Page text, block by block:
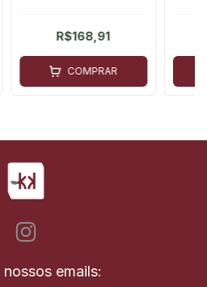
R$168,91
COMPRAR
nossos emails: